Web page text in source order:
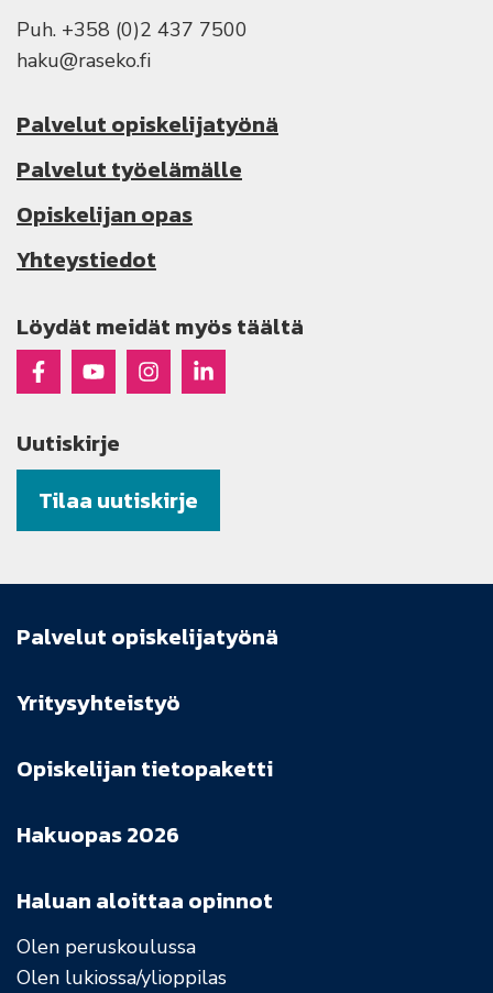
Puh. +358 (0)2 437 7500
haku@raseko.fi
Palvelut opiskelijatyönä
Palvelut työelämälle
Opiskelijan opas
Yhteystiedot
Löydät meidät myös täältä
Raseko Facebookissa
Raseko Youtubessa
Raseko Instagramissa
Raseko Linkedinissä
Uutiskirje
Tilaa uutiskirje
Haluan aloittaa opinnot
Olen peruskoulussa
Olen lukiossa/ylioppilas
Palvelut opiskelijatyönä
Yritysyhteistyö
Opiskelijan tietopaketti
Hakuopas 2026